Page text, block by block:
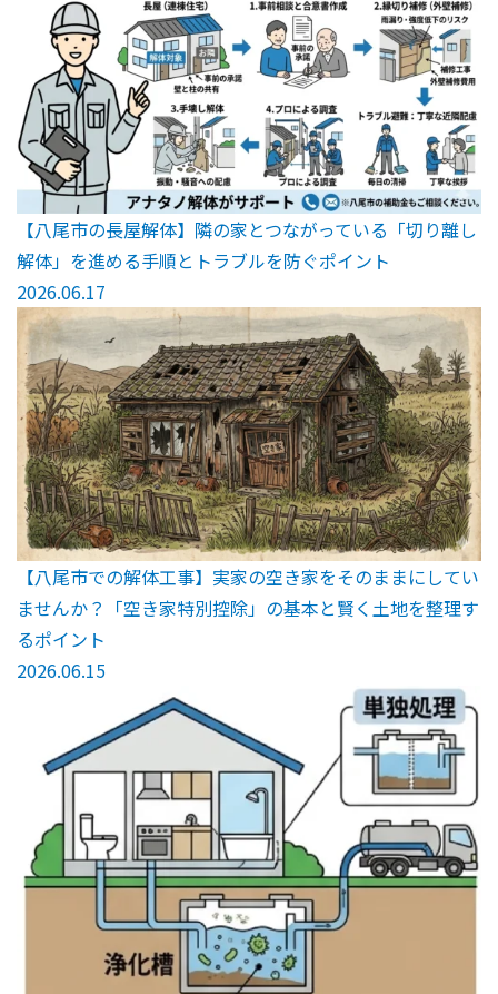
【八尾市の長屋解体】隣の家とつながっている「切り離し
解体」を進める手順とトラブルを防ぐポイント
2026.06.17
【八尾市での解体工事】実家の空き家をそのままにしてい
ませんか？「空き家特別控除」の基本と賢く土地を整理す
るポイント
2026.06.15